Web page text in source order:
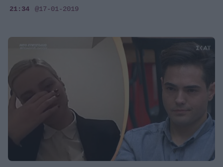
21:34 @17-01-2019